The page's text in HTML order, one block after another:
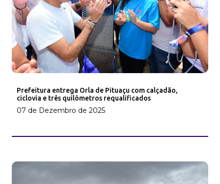
Prefeitura entrega Orla de Pituaçu com calçadão,
ciclovia e três quilômetros requalificados
07 de Dezembro de 2025